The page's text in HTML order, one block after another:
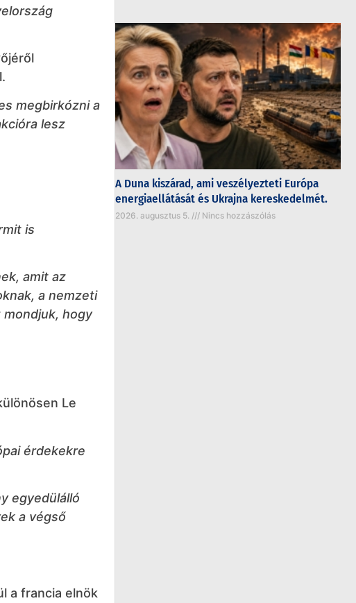
megbirkózni a
lesz
is
amit az
a nemzeti
hogy
Le
érdekekre
egyedülálló
a végső
a francia elnök
A Duna kiszárad, ami veszélyezteti Európa
energiaellátását és Ukrajna kereskedelmét.
2026. augusztus 5. Nincs hozzászólás